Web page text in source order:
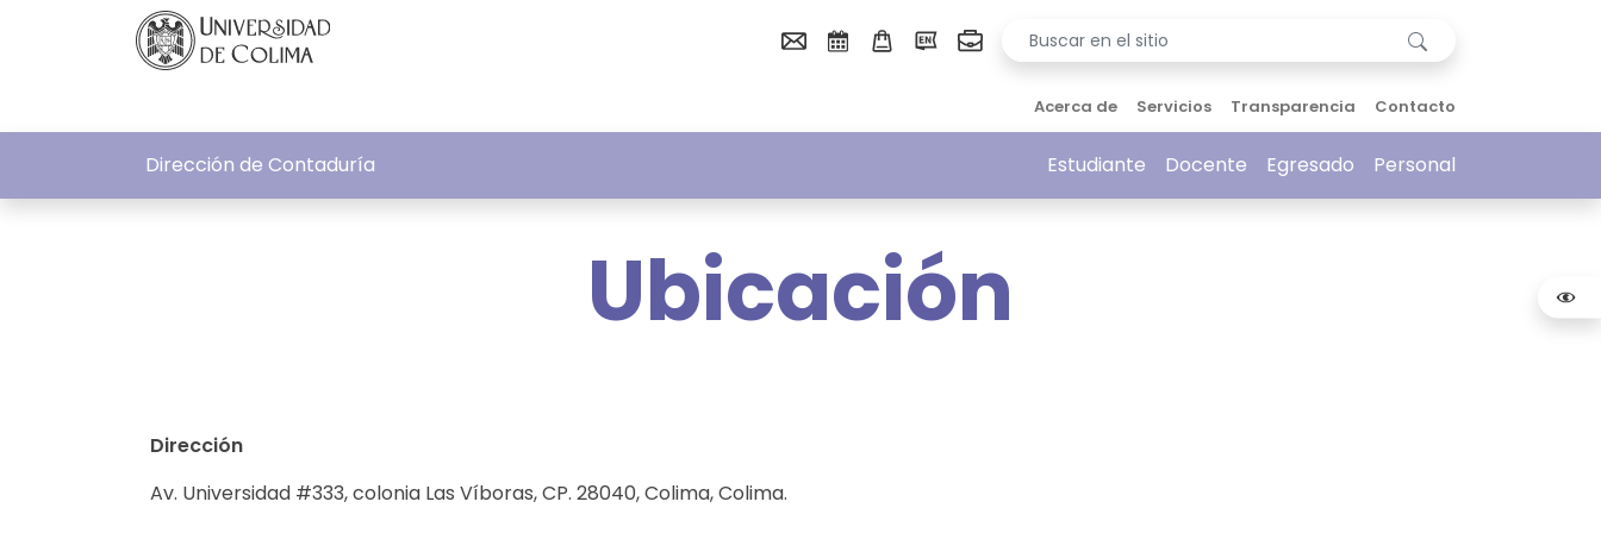
Acerca de Servicios Transparencia Contacto
Dirección de Contaduría Estudiante Docente Egresado Personal
Ubicación
Dirección
Av. Universidad #333, colonia Las Víboras, CP. 28040, Colima, Colima.